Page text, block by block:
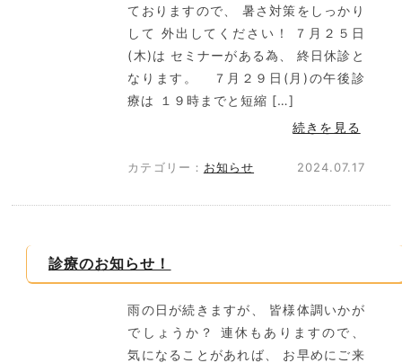
ておりますので、 暑さ対策をしっかり
して 外出してください！ ７月２５日
(木)は セミナーがある為、 終日休診と
なります。 ７月２９日(月)の午後診
療は １９時までと短縮 […]
続きを見る
2024.07.17
カテゴリー： お知らせ
診療のお知らせ！
雨の日が続きますが、 皆様体調いかが
でしょうか？ 連休もありますので、
気になることがあれば、 お早めにご来